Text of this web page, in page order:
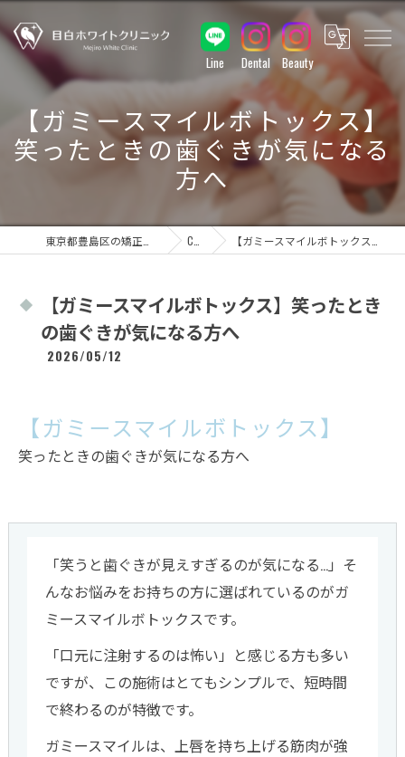
Line Dental Beauty
【ガミースマイルボトックス】
笑ったときの歯ぐきが気になる
方へ
COLUMN 【ガミースマイルボトックス】笑ったときの歯ぐきが気になる方へ
【ガミースマイルボトックス】笑ったとき
の歯ぐきが気になる方へ
2026/05/12
【ガミースマイルボトックス】
笑ったときの歯ぐきが気になる方へ
「笑うと歯ぐきが見えすぎるのが気になる…」そ
んなお悩みをお持ちの方に選ばれているのがガ
ミースマイルボトックスです。
「口元に注射するのは怖い」と感じる方も多い
ですが、この施術はとてもシンプルで、短時間
で終わるのが特徴です。
ガミースマイルは、上唇を持ち上げる筋肉が強